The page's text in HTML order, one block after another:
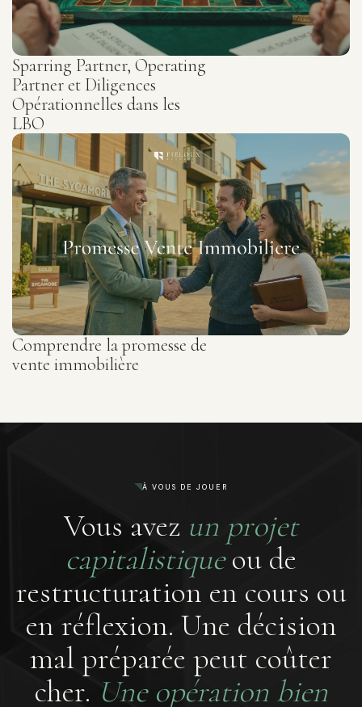
Sparring Partner, Operating
Partner et Diligences
Opérationnelles dans les
LBO
Comprendre la promesse de
vente immobilière
À VOUS DE JOUER
Vous avez un projet
capitalistiqueou de
restructuration en cours ou
en réflexion. Une décision
mal préparée peut coûter
cher. Une opération bien